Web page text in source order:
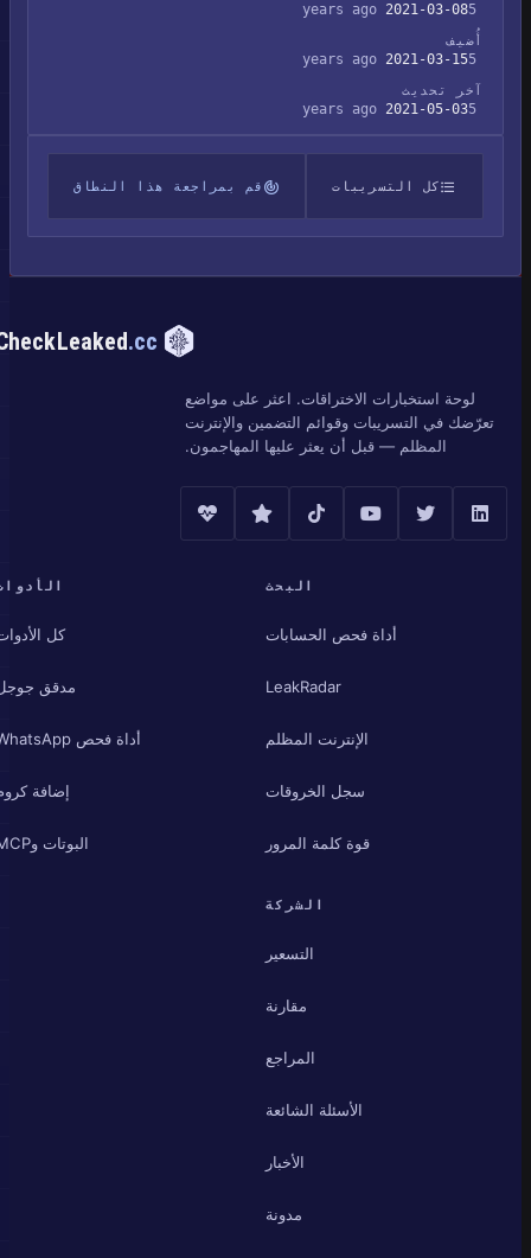
2021-03-08
أُضيف
2021-03-15
آخر تحديث
2021-05-03
كل التسريبات قم بمراجعة هذا النطاق
CheckLeaked.cc
لوحة استخبارات الاختراقات. اعثر على مواضع
تعرّضك في التسريبات وقوائم التضمين والإنترنت
المظلم — قبل أن يعثر عليها المهاجمون.
البحث
أداة فحص الحسابات
LeakRadar
الإنترنت المظلم
سجل الخروقات
قوة كلمة المرور
الأدوات
كل الأدوات
مدقق جوجل
أداة فحص WhatsApp
إضافة كروم
البوتات وMCP
الشركة
التسعير
مقارنة
المراجع
الأسئلة الشائعة
الأخبار
مدونة